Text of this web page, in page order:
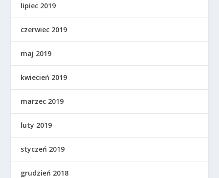
lipiec 2019
czerwiec 2019
maj 2019
kwiecień 2019
marzec 2019
luty 2019
styczeń 2019
grudzień 2018